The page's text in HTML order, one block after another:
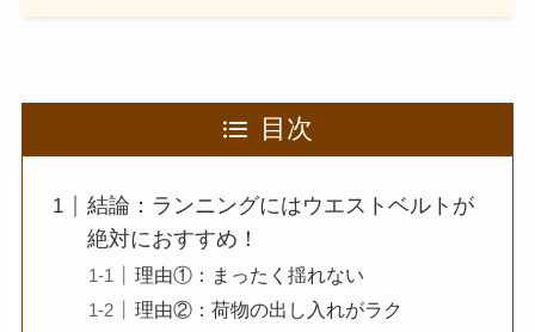
目次
結論：ランニングにはウエストベルトが
絶対におすすめ！
理由①：まったく揺れない
理由②：荷物の出し入れがラク